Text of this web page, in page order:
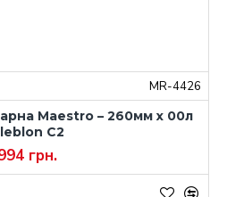
MR-4426
Maestro – 260мм x 00л
C2
грн.